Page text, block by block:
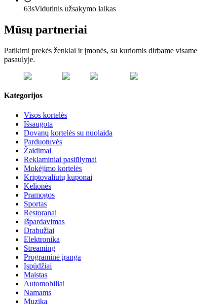
63sVidutinis užsakymo laikas
Mūsų partneriai
Patikimi prekės ženklai ir įmonės, su kuriomis dirbame visame
pasaulyje.
Kategorijos
Visos kortelės
Išsaugota
Dovanų kortelės su nuolaida
Parduotuvės
Žaidimai
Reklaminiai pasiūlymai
Mokėjimo kortelės
Kriptovaliutų kuponai
Kelionės
Pramogos
Sportas
Restoranai
Išpardavimas
Drabužiai
Elektronika
Streaming
Programinė įranga
Įspūdžiai
Maistas
Automobiliai
Namams
Muzika